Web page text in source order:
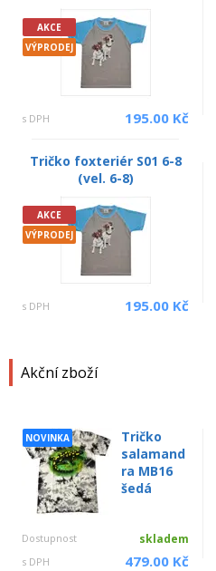
Akční zboží
NOVINKA
Tričko
salamand
ra MB16
šedá
Dostupnost skladem
s DPH 479.00 Kč
AKCE
VÝPRODEJ
s DPH 195.00 Kč
Tričko foxteriér S01 6-8
(vel. 6-8)
AKCE
VÝPRODEJ
s DPH 195.00 Kč